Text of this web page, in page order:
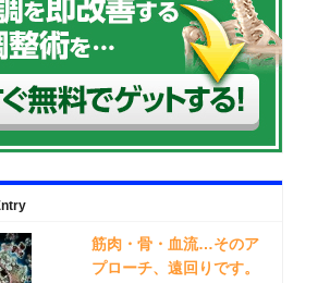
筋肉・骨・血流…そのア
プローチ、遠回りです。